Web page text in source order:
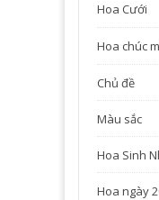
Hoa Cưới
Hoa chúc
Chủ đề
Màu sắc
Hoa Sinh
Hoa ngày